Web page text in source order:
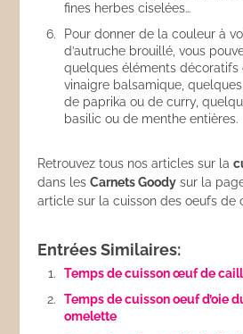
fines herbes ciselées…
Pour donner de la couleur à
d’autruche brouillé, vous
quelques éléments
vinaigre balsamique,
de paprika ou de curry,
basilic ou de menthe entières.
Retrouvez tous nos articles sur la
dans lesCarnets Goody sur la
article sur la cuisson des oeufs de
Entrées Similaires:
Temps de cuisson œuf de
Temps de cuisson oeuf d’oie
omelette